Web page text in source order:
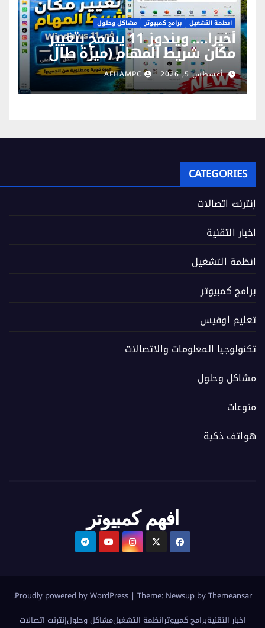
انظمة التشغيل برامج كمبيوتر مشاكل وحلول
أخيراً…. ويندوز 11 يسمح بتغيير
مكان شريط المهام (ميزة طال
انتظارها)
أغسطس 5, 2026 AFHAMPC
CATEGORIES
إنترنت اتصالات
اخبار التقنية
انظمة التشغيل
برامج كمبيوتر
تعليم اوفيس
تكنولوجيا المعلومات والاتصالات
مشاكل وحلول
منوعات
هواتف ذكية
افهم كمبيوتر
Proudly powered by WordPress | Theme: Newsup byThemeansar
.
اخبار التقنيةبرامج كمبيوترانظمة التشغيلمشاكل وحلولإنترنت اتصالات